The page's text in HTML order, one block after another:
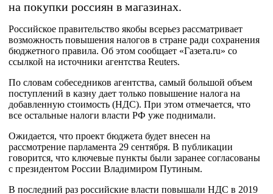
на покупки россиян в магазинах.
Российское правительство якобы всерьез рассматривает
возможность повышения налогов в стране ради сохранения
бюджетного правила. Об этом сообщает «Газета.ru» со
ссылкой на источники агентства Reuters.
По словам собеседников агентства, самый большой объем
поступлений в казну дает только повышение налога на
добавленную стоимость (НДС). При этом отмечается, что
все остальные налоги власти РФ уже поднимали.
Ожидается, что проект бюджета будет внесен на
рассмотрение парламента 29 сентября. В публикации
говорится, что ключевые пункты были заранее согласованы
с президентом России Владимиром Путиным.
В последний раз российские власти повышали НДС в 2019